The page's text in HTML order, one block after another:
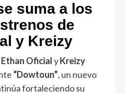
suma a los
de
y Kreizy
Ethan OficialyKreizy
“Dowtoun”, un nuevo
fortaleciendo su